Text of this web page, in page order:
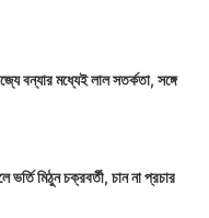
এই কয়েক কলম
— সংবাদ সংস্থার
বন্যার মধ্যেই লাল সতর্কতা, সঙ্গে
ভর্তি মিঠুন চক্রবর্তী, চান না প্রচার